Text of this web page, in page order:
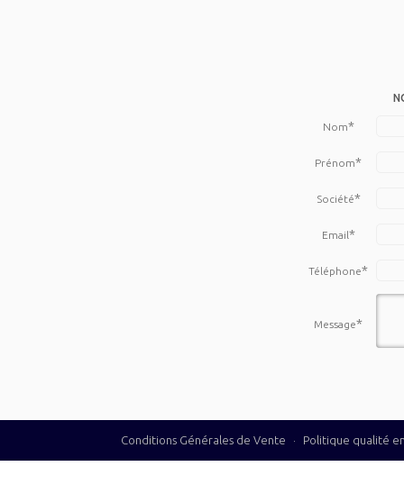
Nom*
Prénom*
Société*
Email*
Téléphone*
Message*
Conditions Générales de Vente · Politique qualité